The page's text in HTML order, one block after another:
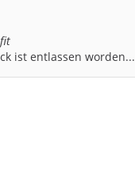
ist entlassen worden...